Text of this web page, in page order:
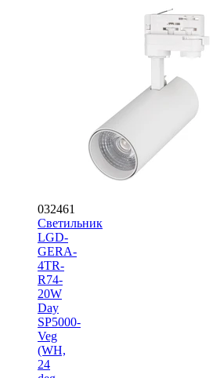
032461
Светильник
LGD-
GERA-
4TR-
R74-
20W
Day
SP5000-
Veg
(WH,
24